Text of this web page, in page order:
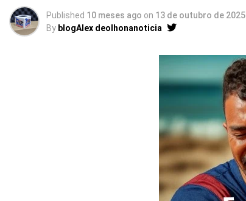
Published 10 meses ago on 13 de outubro de 2025
By blogAlex deolhonanoticia